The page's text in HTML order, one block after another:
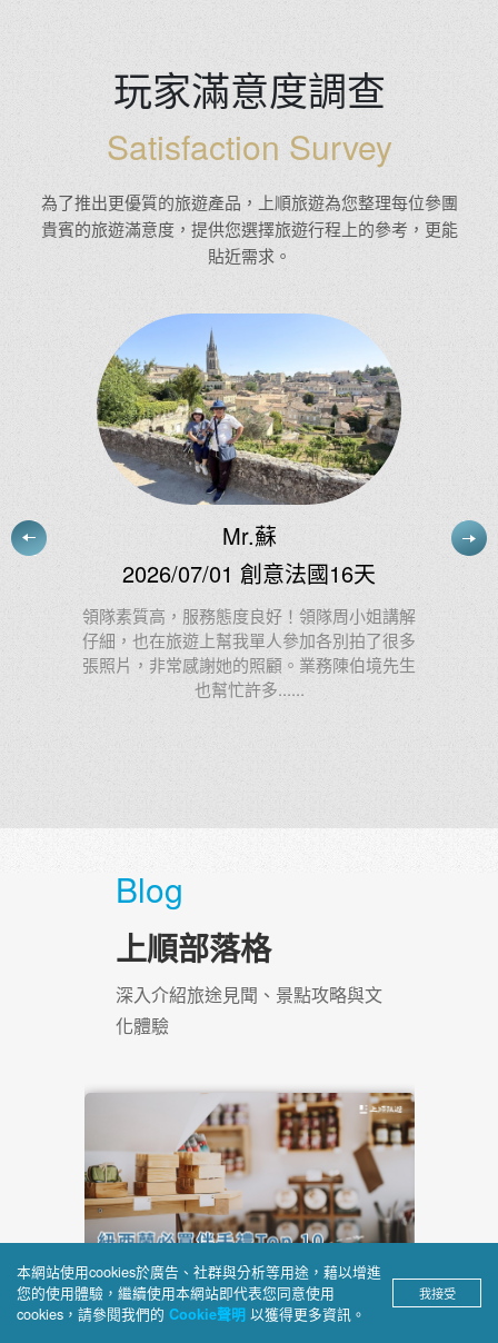
玩家滿意度調查
Satisfaction Survey
為了推出更優質的旅遊產品，上順旅遊為您整理每位參團
貴賓的旅遊滿意度，提供您選擇旅遊行程上的參考，更能
貼近需求。
施小姐
2026/07/03 慢遊東澳11天
阿德很棒！我給他：100000000分 1億分
Blog
上順部落格
深入介紹旅途見聞、景點攻略與文
化體驗
5月
05
5月
大洋洲 紐西蘭南島 郵輪
本網站使用cookies於廣告、社群與分析等用途，藉以增進
您的使用體驗，繼續使用本網站即代表您同意使用
cookies，請參閱我們的 Cookie聲明 以獲得更多資訊。
我接受